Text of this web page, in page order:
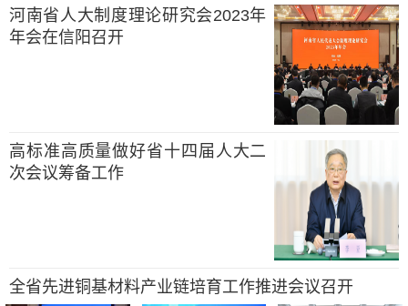
河南省人大制度理论研究会2023年
年会在信阳召开
高标准高质量做好省十四届人大二
次会议筹备工作
全省先进铜基材料产业链培育工作推进会议召开